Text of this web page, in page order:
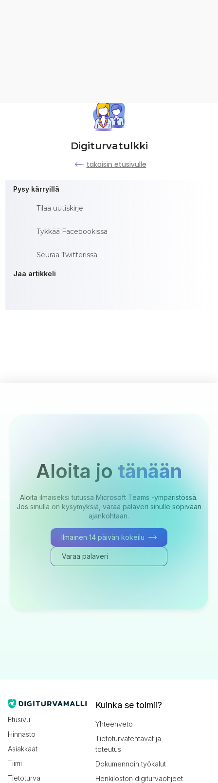
Digiturvatulkki
takaisin etusivulle
Pysy kärryillä
Tilaa uutiskirje
Tykkää Facebookissa
Seuraa Twitterissä
Jaa artikkeli
Aloita jo tänään
Aloita ilmaiseksi tutussa Microsoft Teams -ympäristössä.
Jos sinulla on kysymyksiä, varaa palaveri sinulle sopivaan
ajankohtaan.
Ilmainen 14 päivän kokeilu
Varaa palaveri
Etusivu
Hinnasto
Asiakkaat
Tiimi
Tietoturva
Kuinka se toimii?
Yhteenveto
Tietoturvatehtävät ja
toteutus
Dokumennoin työkalut
Henkilöstön digiturvaohjeet